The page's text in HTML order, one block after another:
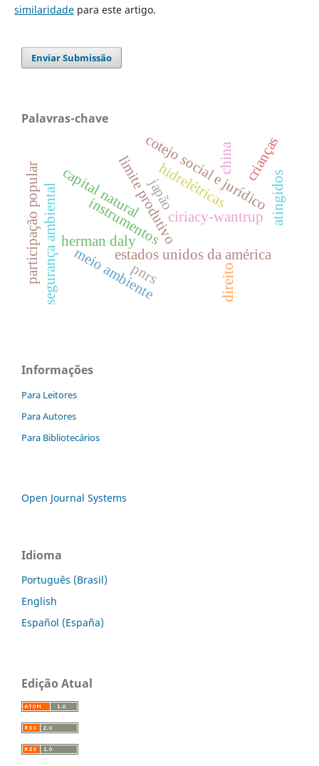
similaridadepara este artigo.
Enviar Submissão
Palavras-chave
ciriacy-wantrup
herman daly
segurança ambiental limite produtivo
capital natural
meio ambienteestados unidos da américa
japão
cotejo social e jurídico
participação popular atingidos
direito
hidrelétricas
pnrs
instrumentos
china crianças
Informações
Para Leitores
Para Autores
Para Bibliotecários
Open Journal Systems
Idioma
Português (Brasil)
English
Español (España)
Edição Atual